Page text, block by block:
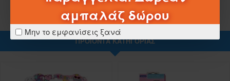
αμπαλάζ δώρου
Μην το εμφανίσεις ξανά
ΠΡΟΪΌΝΤΑ ΚΑΤΗΓΟΡΊΑΣ